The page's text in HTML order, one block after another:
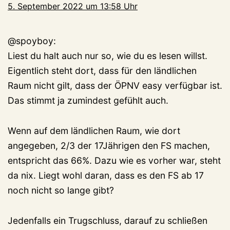
5. September 2022 um 13:58 Uhr
@spoyboy:
Liest du halt auch nur so, wie du es lesen willst.
Eigentlich steht dort, dass für den ländlichen
Raum nicht gilt, dass der ÖPNV easy verfügbar ist.
Das stimmt ja zumindest gefühlt auch.
Wenn auf dem ländlichen Raum, wie dort
angegeben, 2/3 der 17Jährigen den FS machen,
entspricht das 66%. Dazu wie es vorher war, steht
da nix. Liegt wohl daran, dass es den FS ab 17
noch nicht so lange gibt?
Jedenfalls ein Trugschluss, darauf zu schließen